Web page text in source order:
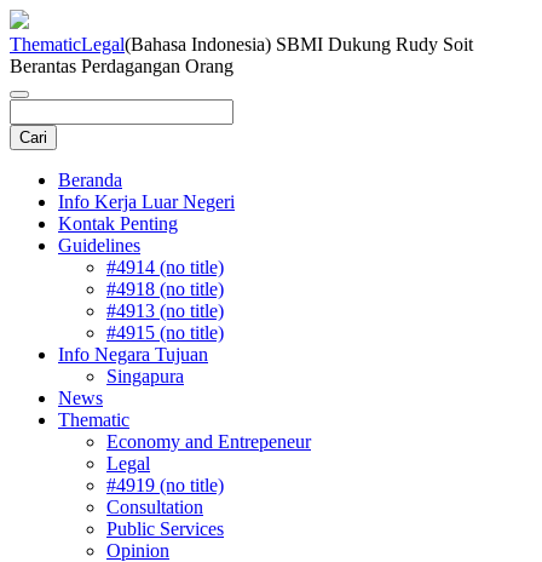
ThematicLegal(Bahasa Indonesia) SBMI Dukung Rudy Soit
Berantas Perdagangan Orang
Beranda
Info Kerja Luar Negeri
Kontak Penting
Guidelines
#4914 (no title)
#4918 (no title)
#4913 (no title)
#4915 (no title)
Info Negara Tujuan
Singapura
News
Thematic
Economy and Entrepeneur
Legal
#4919 (no title)
Consultation
Public Services
Opinion